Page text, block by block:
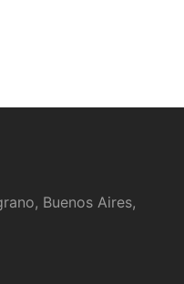
Buenos Aires,